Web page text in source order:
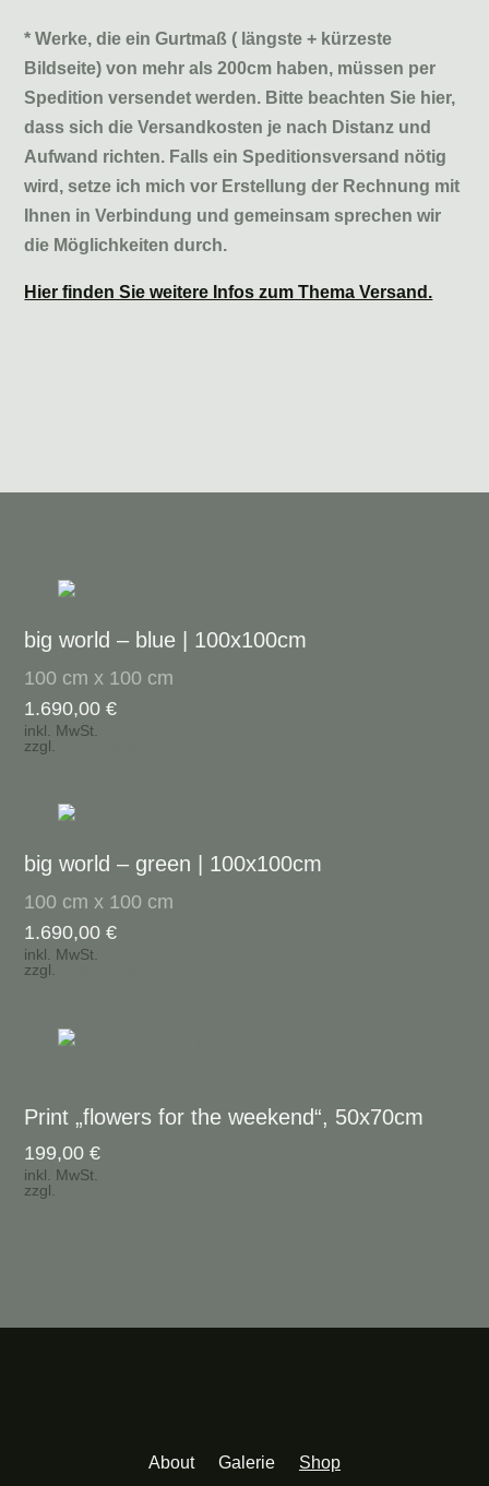
* Werke, die ein Gurtmaß ( längste + kürzeste
Bildseite) von mehr als 200cm haben, müssen per
Spedition versendet werden. Bitte beachten Sie hier,
dass sich die Versandkosten je nach Distanz und
Aufwand richten. Falls ein Speditionsversand nötig
wird, setze ich mich vor Erstellung der Rechnung mit
Ihnen in Verbindung und gemeinsam sprechen wir
die Möglichkeiten durch.
Hier finden Sie weitere Infos zum Thema Versand.
big world – blue | 100x100cm
100 cm x 100 cm
1.690,00€
inkl. MwSt.
zzgl.
big world – green | 100x100cm
100 cm x 100 cm
1.690,00€
inkl. MwSt.
zzgl.
Print „flowers for the weekend“, 50x70cm
199,00€
inkl. MwSt.
zzgl.
About Galerie Shop